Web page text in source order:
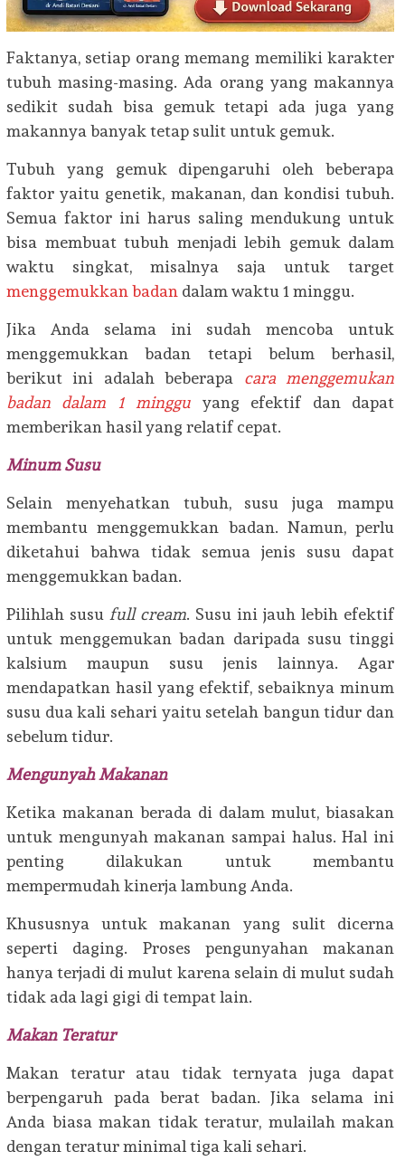
Faktanya, setiap orang memang memiliki karakter
tubuh masing-masing. Ada orang yang makannya
sedikit sudah bisa gemuk tetapi ada juga yang
makannya banyak tetap sulit untuk gemuk.
Tubuh yang gemuk dipengaruhi oleh beberapa
faktor yaitu genetik, makanan, dan kondisi tubuh.
Semua faktor ini harus saling mendukung untuk
bisa membuat tubuh menjadi lebih gemuk dalam
waktu singkat, misalnya saja untuk target
menggemukkan badan dalam waktu 1 minggu.
Jika Anda selama ini sudah mencoba untuk
menggemukkan badan tetapi belum berhasil,
berikut ini adalah beberapa cara menggemukan
badan dalam 1 minggu yang efektif dan dapat
memberikan hasil yang relatif cepat.
Minum Susu
Selain menyehatkan tubuh, susu juga mampu
membantu menggemukkan badan. Namun, perlu
diketahui bahwa tidak semua jenis susu dapat
menggemukkan badan.
Pilihlah susu full cream. Susu ini jauh lebih efektif
untuk menggemukan badan daripada susu tinggi
kalsium maupun susu jenis lainnya. Agar
mendapatkan hasil yang efektif, sebaiknya minum
susu dua kali sehari yaitu setelah bangun tidur dan
sebelum tidur.
Mengunyah Makanan
Ketika makanan berada di dalam mulut, biasakan
untuk mengunyah makanan sampai halus. Hal ini
penting dilakukan untuk membantu
mempermudah kinerja lambung Anda.
Khususnya untuk makanan yang sulit dicerna
seperti daging. Proses pengunyahan makanan
hanya terjadi di mulut karena selain di mulut sudah
tidak ada lagi gigi di tempat lain.
Makan Teratur
Makan teratur atau tidak ternyata juga dapat
berpengaruh pada berat badan. Jika selama ini
Anda biasa makan tidak teratur, mulailah makan
dengan teratur minimal tiga kali sehari.